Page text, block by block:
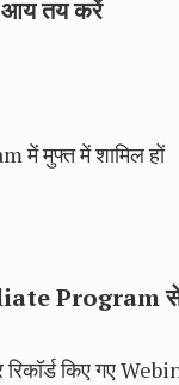
तय करें
में मुफ्त में शामिल हों
Program
रिकॉर्ड किए गए